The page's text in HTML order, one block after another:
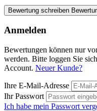
Bewertung schreiben
Anmelden
Bewertungen können nur
werden. Bitte loggen Sie
Account. Neuer Kunde?
Ihre E-Mail-Adresse
Ihr Passwort
Ich habe mein Passwort